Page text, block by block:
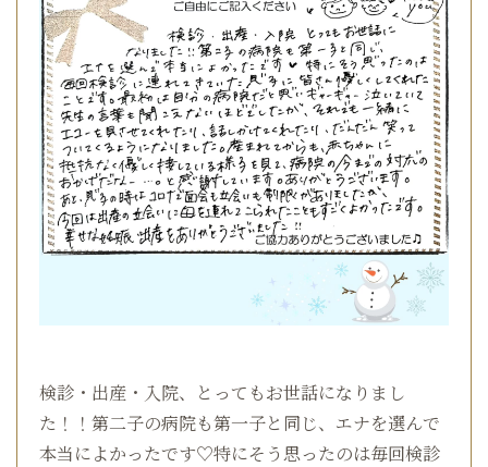
検診・出産・入院、とってもお世話になりまし
た！！第二子の病院も第一子と同じ、エナを選んで
本当によかったです♡特にそう思ったのは毎回検診